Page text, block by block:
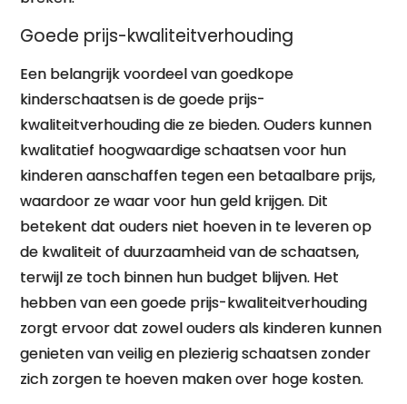
Goede prijs-kwaliteitverhouding
Een belangrijk voordeel van goedkope
kinderschaatsen is de goede prijs-
kwaliteitverhouding die ze bieden. Ouders kunnen
kwalitatief hoogwaardige schaatsen voor hun
kinderen aanschaffen tegen een betaalbare prijs,
waardoor ze waar voor hun geld krijgen. Dit
betekent dat ouders niet hoeven in te leveren op
de kwaliteit of duurzaamheid van de schaatsen,
terwijl ze toch binnen hun budget blijven. Het
hebben van een goede prijs-kwaliteitverhouding
zorgt ervoor dat zowel ouders als kinderen kunnen
genieten van veilig en plezierig schaatsen zonder
zich zorgen te hoeven maken over hoge kosten.